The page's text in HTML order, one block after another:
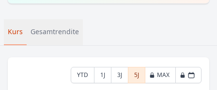
Kurs Gesamtrendite
YTD 1J 3J 5J MAX